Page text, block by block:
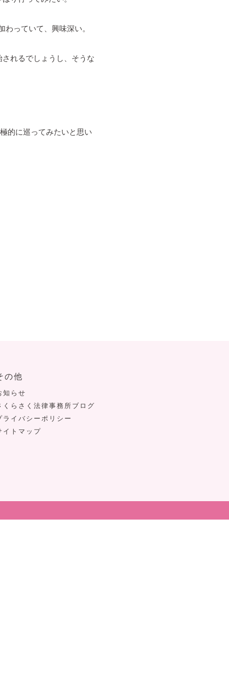
っていて、興味深い。
れるでしょうし、そうな
的に巡ってみたいと思い
の他
知らせ
くらさく法律事務所ブログ
ライバシーポリシー
イトマップ